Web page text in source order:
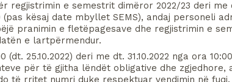
regjistrimin e semestrit dimëror 2022/23 deri me
(pas kësaj date mbyllet SEMS), andaj personeli
pranimin e fletëpagesave dhe regjistrimin e
e lartpërmendur.
(dt. 25.10.2022) deri me dt. 31.10.2022 nga ora
për të gjitha lëndët obligative dhe zgjedhore,
të rritet numri duke respektuar vendimin në fuqi.